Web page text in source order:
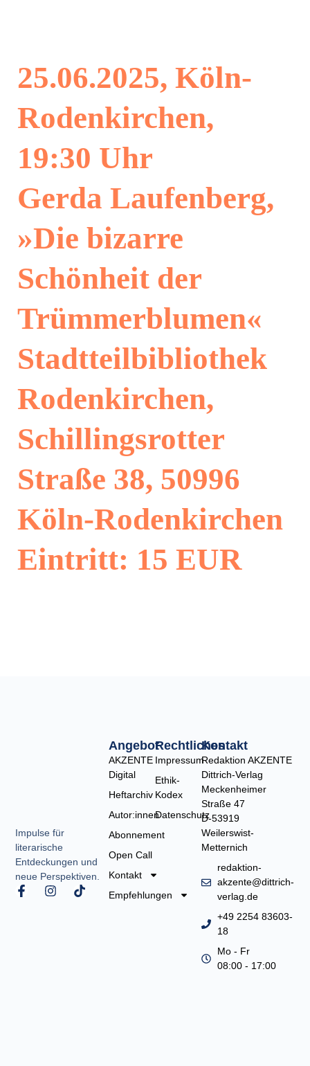
25.06.2025, Köln-
Rodenkirchen,
19:30 Uhr
Gerda Laufenberg,
»Die bizarre
Schönheit der
Trümmerblumen«
Stadtteilbibliothek
Rodenkirchen,
Schillingsrotter
Straße 38, 50996
Köln-Rodenkirchen
Eintritt: 15 EUR
Impulse für
literarische
Entdeckungen und
neue Perspektiven.
F
a
I
n
T
i
Rechtliches
Impressum
Ethik-
Kodex
Datenschutz
Angebot
AKZENTE
Digital
Heftarchiv
Autor:innen
Abonnement
Open Call
Kontakt
Empfehlungen
Kontakt
Redaktion AKZENTE
Dittrich-Verlag
Meckenheimer
Straße 47
D-53919
Weilerswist-
Metternich
redaktion-
akzente@dittrich-
verlag.de
+49 2254 83603-
18
Mo - Fr
08:00 - 17:00